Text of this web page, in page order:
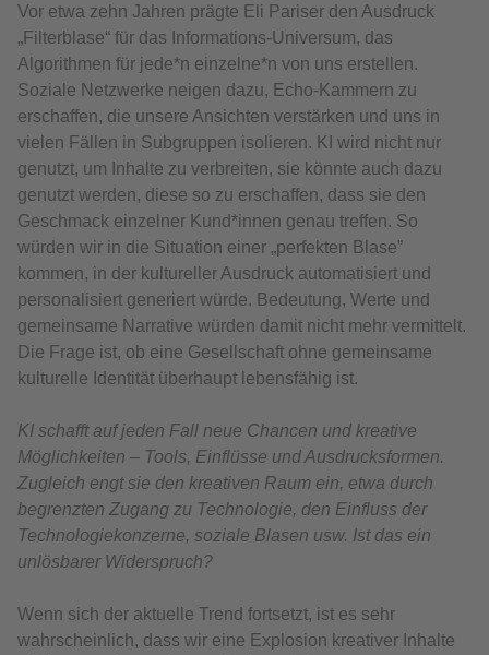
Vor etwa zehn Jahren prägte Eli Pariser den Ausdruck
„Filterblase“ für das Informations-Universum, das
Algorithmen für jede*n einzelne*n von uns erstellen.
Soziale Netzwerke neigen dazu, Echo-Kammern zu
erschaffen, die unsere Ansichten verstärken und uns in
vielen Fällen in Subgruppen isolieren. KI wird nicht nur
genutzt, um Inhalte zu verbreiten, sie könnte auch dazu
genutzt werden, diese so zu erschaffen, dass sie den
Geschmack einzelner Kund*innen genau treffen. So
würden wir in die Situation einer „perfekten Blase”
kommen, in der kultureller Ausdruck automatisiert und
personalisiert generiert würde. Bedeutung, Werte und
gemeinsame Narrative würden damit nicht mehr vermittelt.
Die Frage ist, ob eine Gesellschaft ohne gemeinsame
kulturelle Identität überhaupt lebensfähig ist.
KI schafft auf jeden Fall neue Chancen und kreative
Möglichkeiten – Tools, Einflüsse und Ausdrucksformen.
Zugleich engt sie den kreativen Raum ein, etwa durch
begrenzten Zugang zu Technologie, den Einfluss der
Technologiekonzerne, soziale Blasen usw. Ist das ein
unlösbarer Widerspruch?
Wenn sich der aktuelle Trend fortsetzt, ist es sehr
wahrscheinlich, dass wir eine Explosion kreativer Inhalte